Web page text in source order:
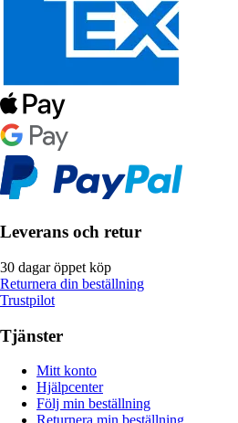
Leverans och retur
30 dagar öppet köp
Returnera din beställning
Trustpilot
Tjänster
Mitt konto
Hjälpcenter
Följ min beställning